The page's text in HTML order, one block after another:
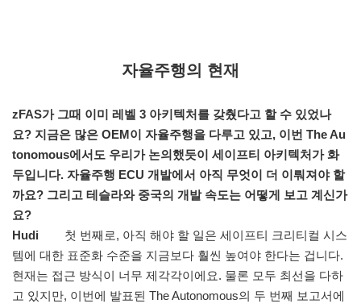
자율주행의 현재
zFAS가 그때 이미 레벨 3 아키텍처를 갖췄다고 할 수 있었나
요? 지금은 많은 OEM이 자율주행을 다루고 있고, 이번 The Au
tonomous에서도 우리가 논의했듯이 세이프티 아키텍처가 화
두입니다. 자율주행 ECU 개발에서 아직 무엇이 더 이뤄져야 할
까요? 그리고 테슬라와 중국의 개발 속도는 어떻게 보고 계신가
요?
Hudi 첫 번째로, 아직 해야 할 일은 세이프티 크리티컬 시스
템에 대한 표준화 수준을 지금보다 훨씬 높여야 한다는 겁니다.
현재는 접근 방식이 너무 제각각이에요. 물론 모두 최선을 다하
고 있지만, 이번에 발표된 The Autonomous의 두 번째 보고서에